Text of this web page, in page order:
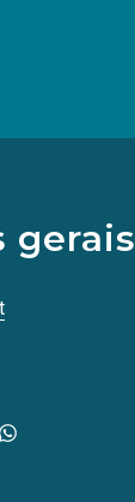
gerais